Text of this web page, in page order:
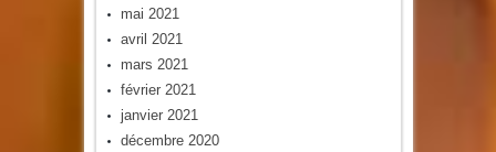
mai 2021
avril 2021
mars 2021
février 2021
janvier 2021
décembre 2020